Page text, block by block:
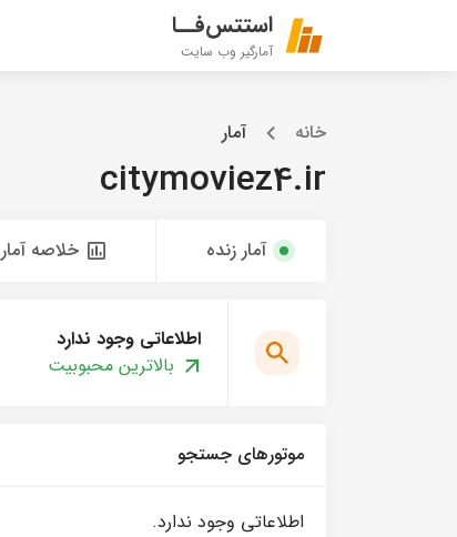
استتس‌فــا
آمارگیر وب سایت
خانه آمار
citymoviez4.ir
آمار زنده خلاصه آمار
اطلاعاتی وجود ندارد
بالاترین محبوبیت
موتورهای جستجو
اطلاعاتی وجود ندارد.